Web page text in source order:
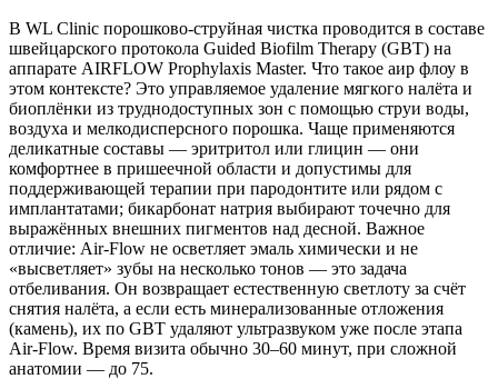
В WL Clinic порошково‑струйная чистка проводится в составе
швейцарского протокола Guided Biofilm Therapy (GBT) на
аппарате AIRFLOW Prophylaxis Master. Что такое аир флоу в
этом контексте? Это управляемое удаление мягкого налёта и
биоплёнки из труднодоступных зон с помощью струи воды,
воздуха и мелкодисперсного порошка. Чаще применяются
деликатные составы — эритритол или глицин — они
комфортнее в пришеечной области и допустимы для
поддерживающей терапии при пародонтите или рядом с
имплантатами; бикарбонат натрия выбирают точечно для
выражённых внешних пигментов над десной. Важное
отличие: Air‑Flow не осветляет эмаль химически и не
«высветляет» зубы на несколько тонов — это задача
отбеливания. Он возвращает естественную светлоту за счёт
снятия налёта, а если есть минерализованные отложения
(камень), их по GBT удаляют ультразвуком уже после этапа
Air‑Flow. Время визита обычно 30–60 минут, при сложной
анатомии — до 75.